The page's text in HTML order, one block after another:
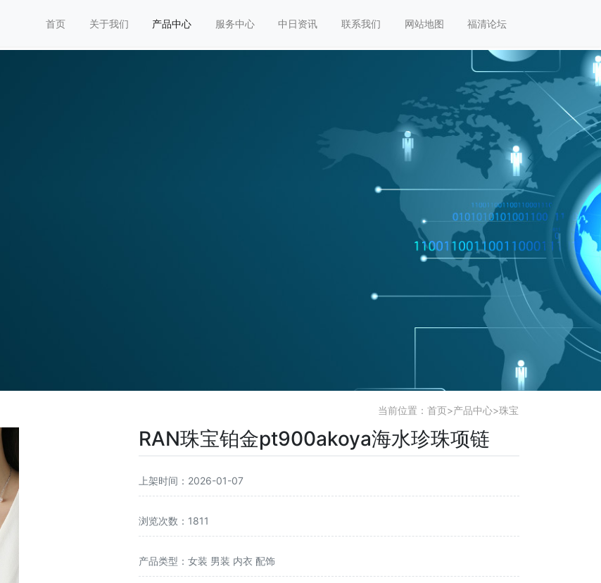
首页 关于我们 产品中心 服务中心 中日资讯 联系我们 网站地图 福清论坛
当前位置： 首页>产品中心>珠宝
RAN珠宝铂金pt900akoya海水珍珠项链
上架时间：2026-01-07
浏览次数：1811
产品类型：女装 男装 内衣 配饰